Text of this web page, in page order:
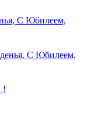
С Юбилеем,
С Юбилеем,
!